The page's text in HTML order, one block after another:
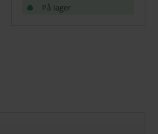
På lager